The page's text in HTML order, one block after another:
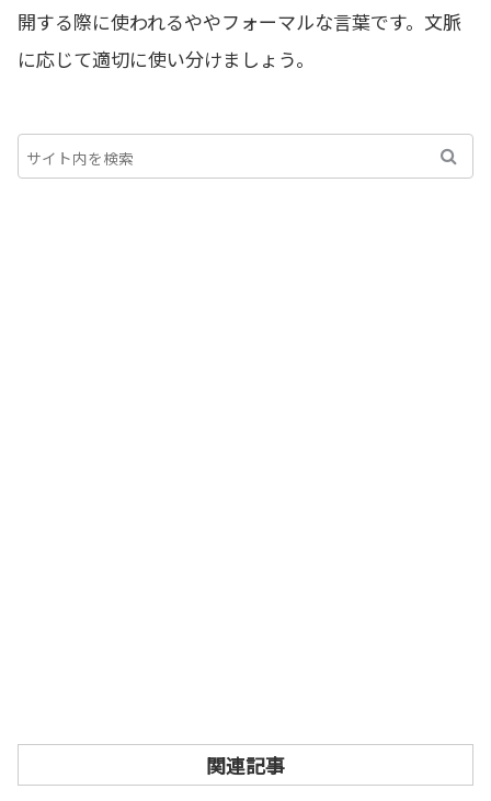
開する際に使われるややフォーマルな言葉です。文脈
に応じて適切に使い分けましょう。
関連記事